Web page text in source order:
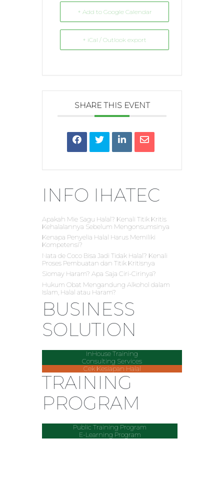
+ Add to Google Calendar
+ iCal / Outlook export
SHARE THIS EVENT
INFO IHATEC
Apakah Mie Sagu Halal? Kenali Titik Kritis
Kehalalannya Sebelum Mengonsumsinya
Kenapa Penyelia Halal Harus Memiliki
Kompetensi?
Nata de Coco Bisa Jadi Tidak Halal? Kenali
Proses Pembuatan dan Titik Kritisnya
Siomay Haram? Apa Saja Ciri-Cirinya?
Hukum Obat Mengandung Alkohol dalam
Islam, Halal atau Haram?
BUSINESS
SOLUTION
InHouse Training
Consulting Services
Cek Kesiapan Halal
TRAINING
PROGRAM
Public Training Program
E-Learning Program